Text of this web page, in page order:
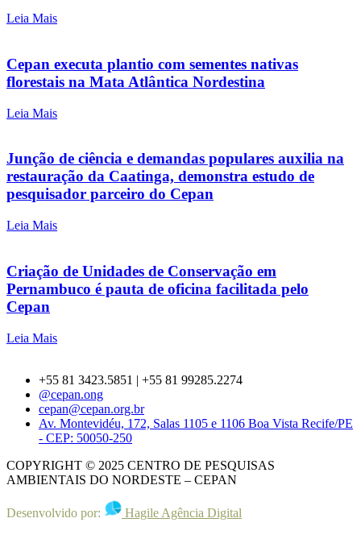
Leia Mais
Cepan executa plantio com sementes nativas
florestais na Mata Atlântica Nordestina
Leia Mais
Junção de ciência e demandas populares auxilia na
restauração da Caatinga, demonstra estudo de
pesquisador parceiro do Cepan
Leia Mais
Criação de Unidades de Conservação em
Pernambuco é pauta de oficina facilitada pelo
Cepan
Leia Mais
+55 81 3423.5851 | +55 81 99285.2274
@cepan.ong
cepan@cepan.org.br
Av. Montevidéu, 172, Salas 1105 e 1106 Boa Vista Recife/PE
- CEP: 50050-250
COPYRIGHT © 2025 CENTRO DE PESQUISAS
AMBIENTAIS DO NORDESTE – CEPAN
Desenvolvido por: Hagile Agência Digital